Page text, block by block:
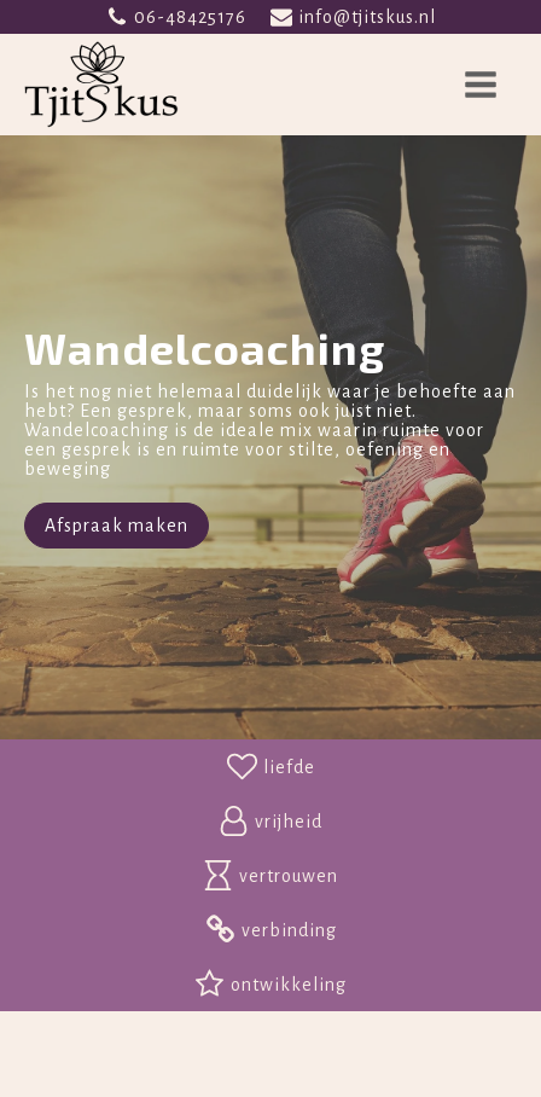
06-48425176 info@tjitskus.nl
Wandelcoaching
Is het nog niet helemaal duidelijk waar je behoefte aan
hebt? Een gesprek, maar soms ook juist niet.
Wandelcoaching is de ideale mix waarin ruimte voor
een gesprek is en ruimte voor stilte, oefening en
beweging
Afspraak maken
liefde
vrijheid
vertrouwen
verbinding
ontwikkeling